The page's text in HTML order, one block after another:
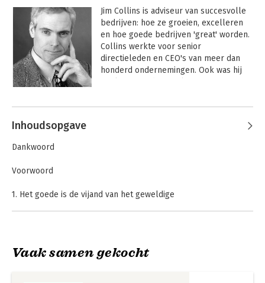
Jim Collins is adviseur van succesvolle
bedrijven: hoe ze groeien, excelleren
en hoe goede bedrijven 'great' worden.
Collins werkte voor senior
directieleden en CEO's van meer dan
honderd ondernemingen. Ook was hij
Jim Collins is afgestudeerd in business
Stanford University. Bovendien heeft hij
Andere boeken door Jim Collins
Good to Great
Inhoudsopgave
Dankwoord
Voorwoord
1. Het goede is de vijand van het geweldige
Onverwacht
Vaak samen gekocht